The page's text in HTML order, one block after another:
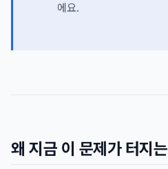
에요.
왜 지금 이 문제가 터지